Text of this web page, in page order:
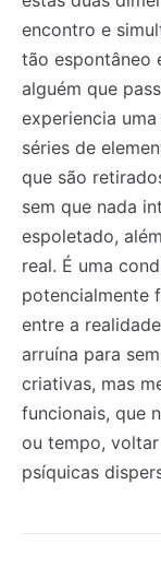
encontro e
tão espontâneo
alguém que
experiencia
séries de
que são
sem que nada
espoletado,
real. É uma
potencialmente
entre a
arruína para
criativas, mas
funcionais, que
ou tempo,
psíquicas